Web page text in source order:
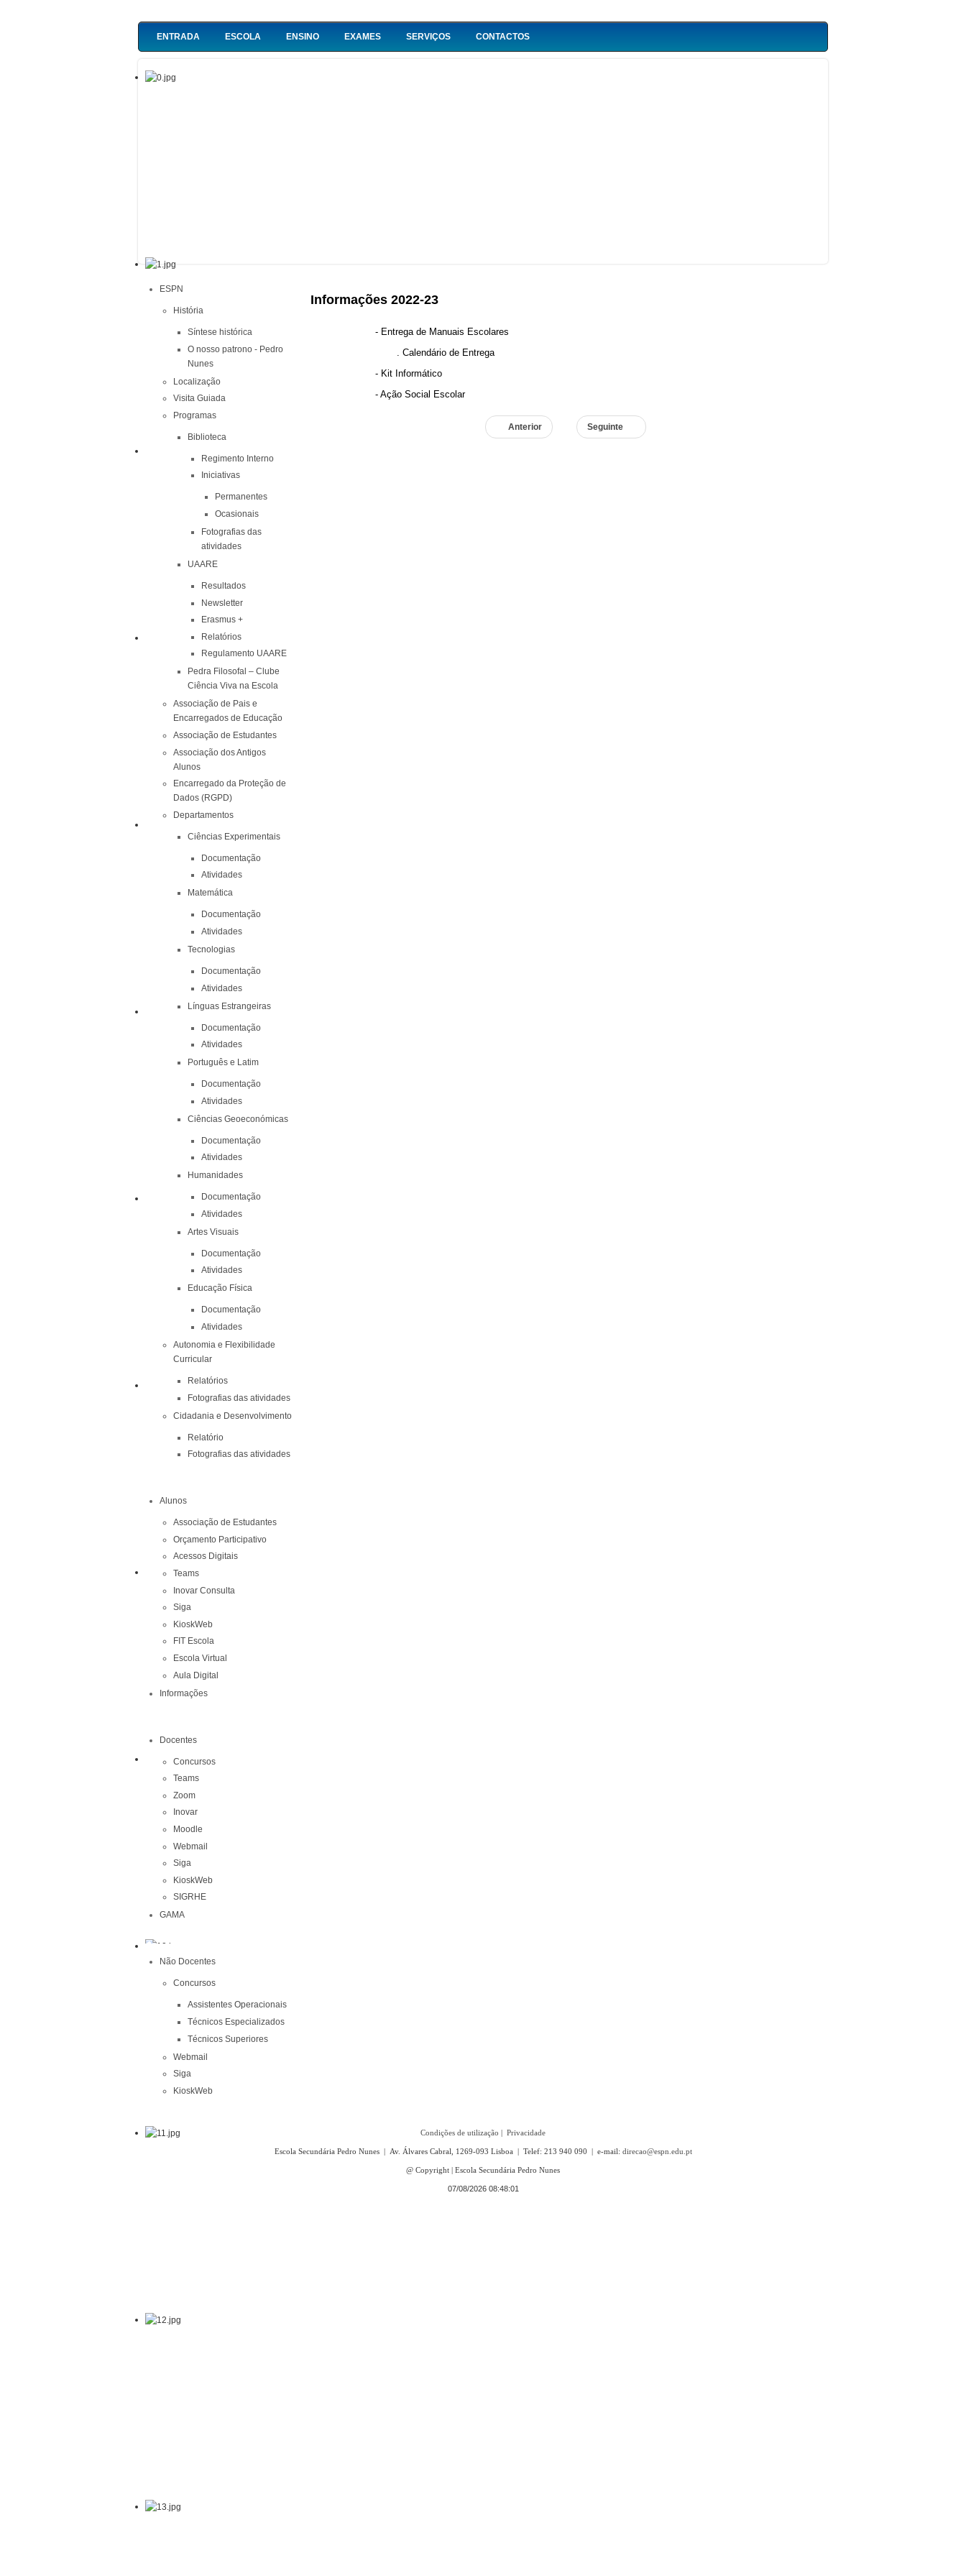
ENTRADA ESCOLA ENSINO EXAMES SERVIÇOS CONTACTOS
Informações 2022-23
- Entrega de Manuais Escolares
. Calendário de Entrega
- Kit Informático
-Ação Social Escolar
Anterior Seguinte
ESPN
História
Síntese histórica
O nosso patrono - Pedro
Nunes
Localização
Visita Guiada
Programas
Biblioteca
Regimento Interno
Iniciativas
Permanentes
Ocasionais
Fotografias das
atividades
UAARE
Resultados
Newsletter
Erasmus +
Relatórios
Regulamento UAARE
Pedra Filosofal – Clube
Ciência Viva na Escola
Associação de Pais e
Encarregados de Educação
Associação de Estudantes
Associação dos Antigos
Alunos
Encarregado da Proteção de
Dados (RGPD)
Departamentos
Ciências Experimentais
Documentação
Atividades
Matemática
Documentação
Atividades
Tecnologias
Documentação
Atividades
Línguas Estrangeiras
Documentação
Atividades
Português e Latim
Documentação
Atividades
Ciências Geoeconómicas
Documentação
Atividades
Humanidades
Documentação
Atividades
Artes Visuais
Documentação
Atividades
Educação Física
Documentação
Atividades
Autonomia e Flexibilidade
Curricular
Relatórios
Fotografias das atividades
Cidadania e Desenvolvimento
Relatório
Fotografias das atividades
Alunos
Associação de Estudantes
Orçamento Participativo
Acessos Digitais
Teams
Inovar Consulta
Siga
KioskWeb
FIT Escola
Escola Virtual
Aula Digital
Informações
Docentes
Concursos
Teams
Zoom
Inovar
Moodle
Webmail
Siga
KioskWeb
SIGRHE
GAMA
Não Docentes
Concursos
Assistentes Operacionais
Técnicos Especializados
Técnicos Superiores
Webmail
Siga
KioskWeb
Condições de utilização | Privacidade
Escola Secundária Pedro Nunes | Av. Álvares Cabral, 1269-093 Lisboa | Telef: 213 940 090 | e-mail: direcao@espn.edu.pt
@ Copyright | Escola Secundária Pedro Nunes
07/08/2026 08:48:02